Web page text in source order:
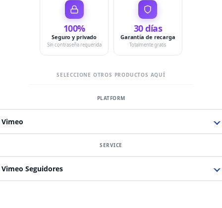
100%
Seguro y privado
Sin contraseña requerida
30 días
Garantía de recarga
Totalmente gratis
SELECCIONE OTROS PRODUCTOS AQUÍ
Vimeo
Vimeo Seguidores